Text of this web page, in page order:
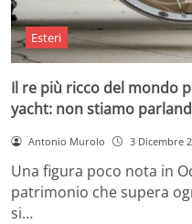
Esteri
Il re più ricco del mondo
yacht: non stiamo
Antonio Murolo 3 Dicembre
Una figura poco nota in
patrimonio che supera
si…